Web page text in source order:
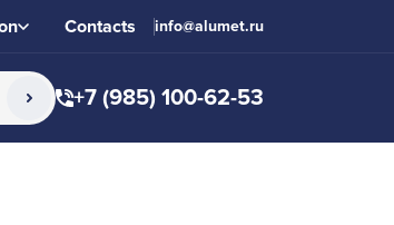
Contacts info@alumet.ru
+7 (985) 100-62-53